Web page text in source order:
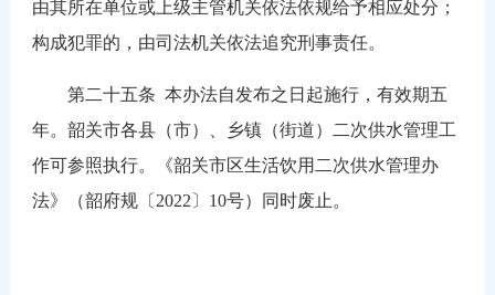
由其所在单位或上级主管机关依法依规给予相应处分；
构成犯罪的，由司法机关依法追究刑事责任。
第二十五条 本办法自发布之日起施行，有效期五
年。韶关市各县（市）、乡镇（街道）二次供水管理工
作可参照执行。《韶关市区生活饮用二次供水管理办
法》（韶府规〔2022〕10号）同时废止。